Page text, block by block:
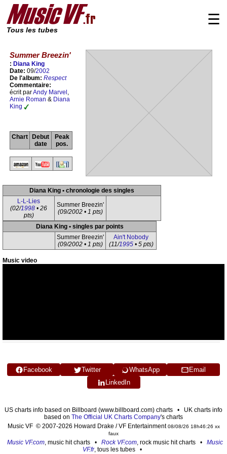
Tous les tubes
☰
Summer Breezin'
: Diana King
Date: 09/2002
De l'album: Respect
Commentaire:
écrit parAndy Marvel ,
Arnie Roman & Diana
King
Chart
Debut
date
Peak
pos.
Diana King • chronologie des singles
L-L-Lies
(02/1998 • 26
pts)
Summer Breezin'
(09/2002 • 1 pts)
Diana King • singles par points
Summer Breezin'
(09/2002 • 1 pts)
Ain't Nobody
(11/1995• 5 pts)
Music video
Facebook Twitter WhatsApp
Email
LinkedIn
US charts info based on Billboard (www.billboard.com) charts • UK charts info
based on The Official UK Charts Company's charts
Music VF © 2007-2026 Howard Drake / VF Entertainment08/08/26 18h46:26 xx
faux
Music VF.com, music hit charts • Rock VF.com, rock music hit charts • Music
VF.fr, tous les tubes •